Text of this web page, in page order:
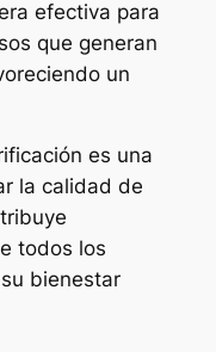
efectiva para
que generan
un
es una
la calidad de
todos los
bienestar